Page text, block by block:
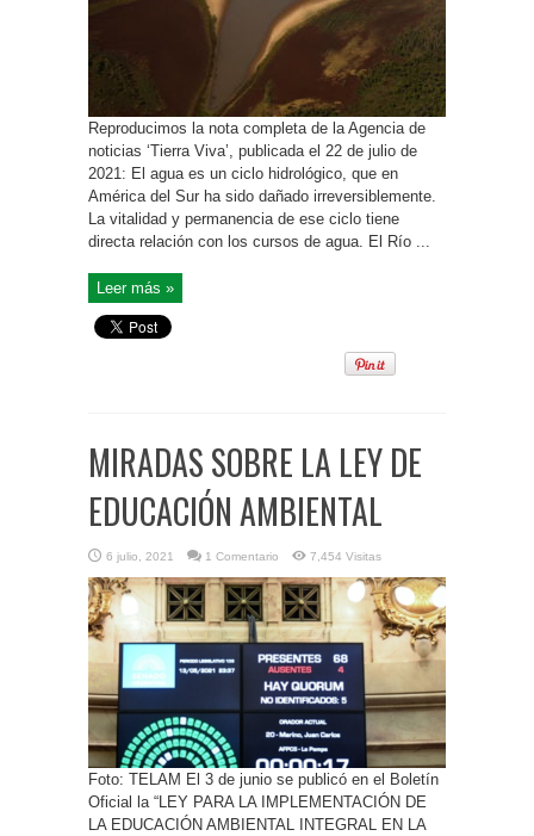
Reproducimos la nota completa de la Agencia de
noticias ‘Tierra Viva’, publicada el 22 de julio de
2021: El agua es un ciclo hidrológico, que en
América del Sur ha sido dañado irreversiblemente.
La vitalidad y permanencia de ese ciclo tiene
directa relación con los cursos de agua. El Río ...
Leer más »
MIRADAS SOBRE LA LEY DE
EDUCACIÓN AMBIENTAL
6 julio, 2021 1 Comentario 7,454 Visitas
Foto: TELAM El 3 de junio se publicó en el Boletín
Oficial la “LEY PARA LA IMPLEMENTACIÓN DE
LA EDUCACIÓN AMBIENTAL INTEGRAL EN LA